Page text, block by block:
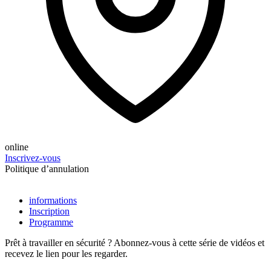
online
Inscrivez-vous
Politique d’annulation
informations
Inscription
Programme
Prêt à travailler en sécurité ? Abonnez-vous à cette série de vidéos et
recevez le lien pour les regarder.